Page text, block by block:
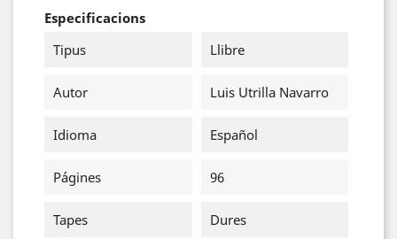
Especificacions
Tipus
Llibre
Autor Luis Utrilla Navarro
Idioma Español
Págines 96
Tapes Dures